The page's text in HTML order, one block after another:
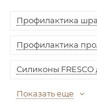
Профилактика
Профилактика
Силиконы FRESCO
Показать еще